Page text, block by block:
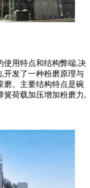
使用特点和结构弊端,决
开发了一种粉磨原理与
磨。主要结构特点是碗
簧荷载加压增加粉磨力,